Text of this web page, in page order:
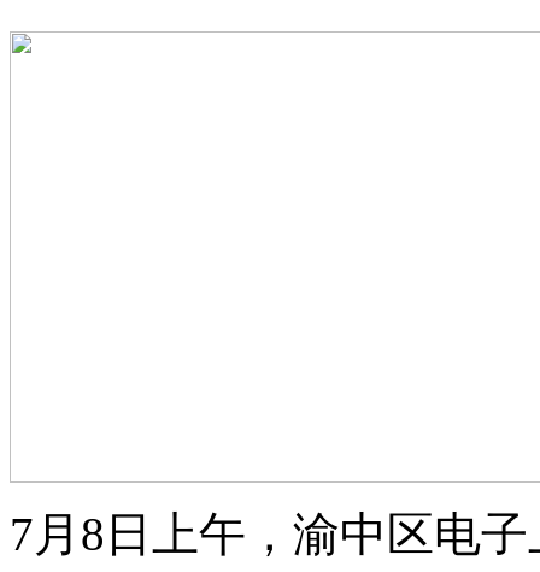
7月8日上午，渝中区电